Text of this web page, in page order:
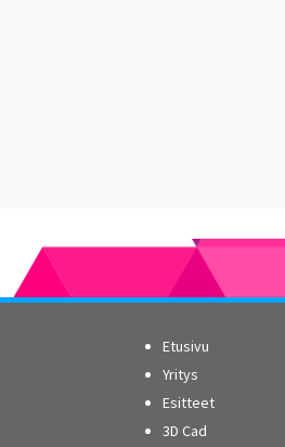
Etusivu
Yritys
Esitteet
3D Cad